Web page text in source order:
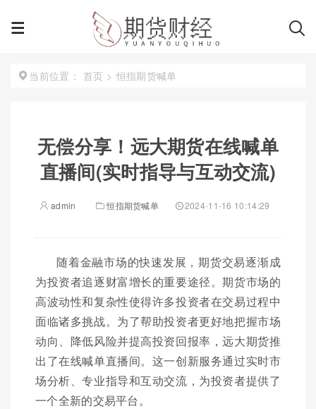
当前位置： 首页 > 恒指期货喊单
无偿分享！远大期货在线喊单
直播间(实时指导与互动交流)
admin 恒指期货喊单 2024-11-16 10:14:29
随着金融市场的快速发展，期货交易逐渐成
为投资者追逐财富增长的重要途径。期货市场的
高波动性和复杂性使得许多投资者在交易过程中
面临诸多挑战。为了帮助投资者更好地把握市场
动向、降低风险并提高投资回报率，远大期货推
出了在线喊单直播间。这一创新服务通过实时市
场分析、专业指导和互动交流，为投资者提供了
一个全新的交易平台。